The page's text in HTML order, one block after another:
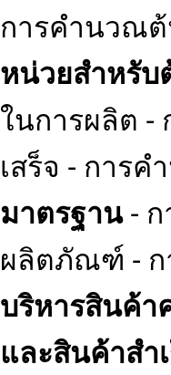
การคำนวณ
หน่วยสำหรั
ในการผลิต -
เสร็จ - การ
มาตรฐาน- ก
ผลิตภัณฑ์ -
บริหารสินค้า
และสินค้าสำ